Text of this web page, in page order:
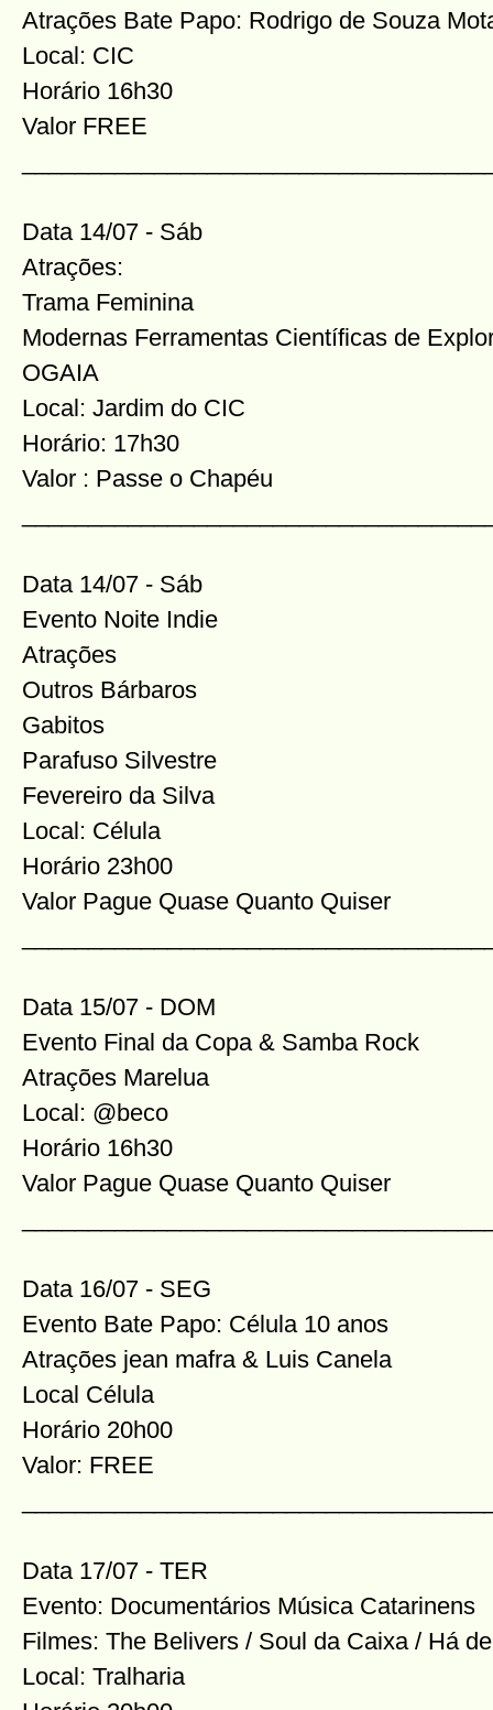
Atrações Bate Papo: Rodrigo de Souza
Local: CIC
Horário 16h30
Valor FREE
Data 14/07 - Sáb
Atrações:
Trama Feminina
Modernas Ferramentas Científicas de
OGAIA
Local: Jardim do CIC
Horário: 17h30
Valor : Passe o Chapéu
Data 14/07 - Sáb
Evento Noite Indie
Atrações
Outros Bárbaros
Gabitos
Parafuso Silvestre
Fevereiro da Silva
Local: Célula
Horário 23h00
Valor Pague Quase Quanto Quiser
Data 15/07 - DOM
Evento Final da Copa & Samba Rock
Atrações Marelua
Local: @beco
Horário 16h30
Valor Pague Quase Quanto Quiser
Data 16/07 - SEG
Evento Bate Papo: Célula 10 anos
Atrações jean mafra & Luis Canela
Local Célula
Horário 20h00
Valor: FREE
Data 17/07 - TER
Evento: Documentários Música Catarinens
Filmes: The Belivers / Soul da Caixa / Há
Local: Tralharia